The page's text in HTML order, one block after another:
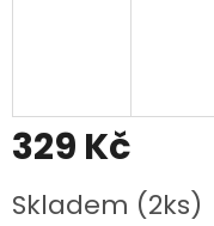
329 Kč
cena:
Skladem (2ks)